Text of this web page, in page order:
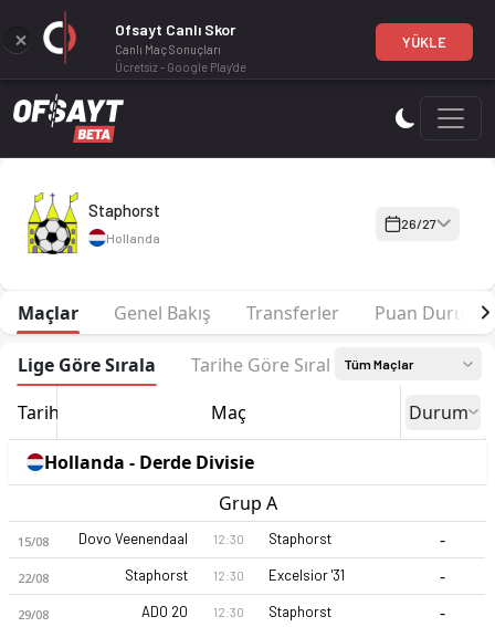
Staphorst 26-27 sezonu | Derde Divisie Grup A'de 1.
Staphorst
Hollanda
26/27
Maçlar Genel Bakış Transferler Puan Durumu
Lige Göre Sırala Tarihe Göre Sırala Tüm Maçlar
Tarih Maç Durum
Hollanda - Derde Divisie
Grup A
15/08 Dovo Veenendaal 12:30 Staphorst -
22/08 Staphorst 12:30 Excelsior '31 -
29/08 ADO 20 12:30 Staphorst -
Ofsayt Canlı Skor
Canlı Maç Sonuçları
Ücretsiz - Google Play'de
YÜKLE